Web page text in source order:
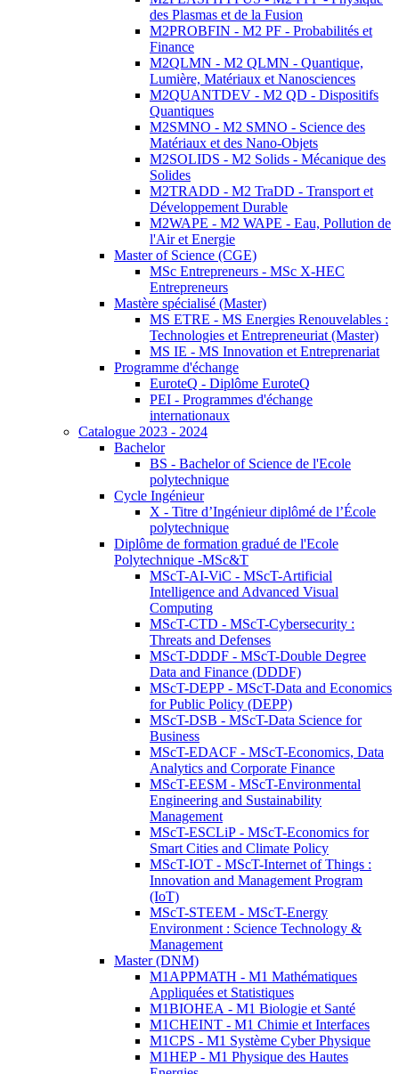
des Plasmas et de la Fusion
M2PROBFIN - M2 PF - Probabilités et
Finance
M2QLMN - M2 QLMN - Quantique,
Lumière, Matériaux et Nanosciences
M2QUANTDEV - M2 QD - Dispositifs
Quantiques
M2SMNO - M2 SMNO - Science des
Matériaux et des Nano-Objets
M2SOLIDS - M2 Solids - Mécanique des
Solides
M2TRADD - M2 TraDD - Transport et
Développement Durable
M2WAPE - M2 WAPE - Eau, Pollution de
l'Air et Energie
Master of Science (CGE)
MSc Entrepreneurs - MSc X-HEC
Entrepreneurs
Mastère spécialisé (Master)
MS ETRE - MS Energies Renouvelables :
Technologies et Entrepreneuriat (Master)
MS IE - MS Innovation et Entreprenariat
Programme d'échange
EuroteQ - Diplôme EuroteQ
PEI - Programmes d'échange
internationaux
Catalogue 2023 - 2024
Bachelor
BS - Bachelor of Science de l'Ecole
polytechnique
Cycle Ingénieur
X - Titre d’Ingénieur diplômé de l’École
polytechnique
Diplôme de formation gradué de l'Ecole
Polytechnique -MSc&T
MScT-AI-ViC - MScT-Artificial
Intelligence and Advanced Visual
Computing
MScT-CTD - MScT-Cybersecurity :
Threats and Defenses
MScT-DDDF - MScT-Double Degree
Data and Finance (DDDF)
MScT-DEPP - MScT-Data and Economics
for Public Policy (DEPP)
MScT-DSB - MScT-Data Science for
Business
MScT-EDACF - MScT-Economics, Data
Analytics and Corporate Finance
MScT-EESM - MScT-Environmental
Engineering and Sustainability
Management
MScT-ESCLiP - MScT-Economics for
Smart Cities and Climate Policy
MScT-IOT - MScT-Internet of Things :
Innovation and Management Program
(IoT)
MScT-STEEM - MScT-Energy
Environment : Science Technology &
Management
Master (DNM)
M1APPMATH - M1 Mathématiques
Appliquées et Statistiques
M1BIOHEA - M1 Biologie et Santé
M1CHEINT - M1 Chimie et Interfaces
M1CPS - M1 Système Cyber Physique
M1HEP - M1 Physique des Hautes